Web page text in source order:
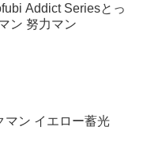
Addict Seriesとっ
ン 努力マン
マン イエロー蓄光